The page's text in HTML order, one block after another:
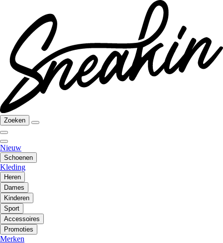
Zoeken
Nieuw
Schoenen
Kleding
Heren
Dames
Kinderen
Sport
Accessoires
Promoties
Merken